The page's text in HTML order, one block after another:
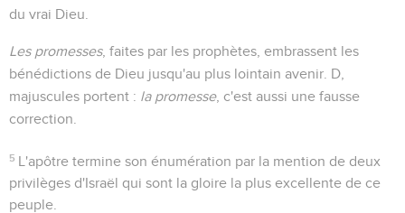
du vrai Dieu.
Les promesses, faites par les prophètes, embrassent les
bénédictions de Dieu jusqu'au plus lointain avenir. D,
majuscules portent : la promesse, c'est aussi une fausse
correction.
5 L'apôtre termine son énumération par la mention de deux
privilèges d'Israël qui sont la gloire la plus excellente de ce
peuple.